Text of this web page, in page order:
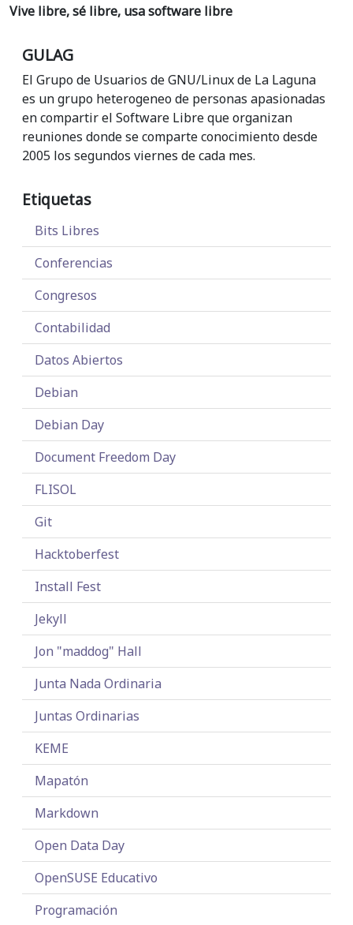
Vive libre, sé libre, usa software libre
GULAG
El Grupo de Usuarios de GNU/Linux de La Laguna
es un grupo heterogeneo de personas apasionadas
en compartir el Software Libre que organizan
reuniones donde se comparte conocimiento desde
2005 los segundos viernes de cada mes.
Etiquetas
Bits Libres
Conferencias
Congresos
Contabilidad
Datos Abiertos
Debian
Debian Day
Document Freedom Day
FLISOL
Git
Hacktoberfest
Install Fest
Jekyll
Jon "maddog" Hall
Junta Nada Ordinaria
Juntas Ordinarias
KEME
Mapatón
Markdown
Open Data Day
OpenSUSE Educativo
Programación